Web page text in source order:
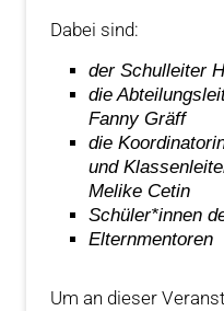
Dabei sind:
der Schulleiter
die
Fanny Gräff
die
und
Melike Cetin
Schüler*innen
Elternmentoren
Um an dieser